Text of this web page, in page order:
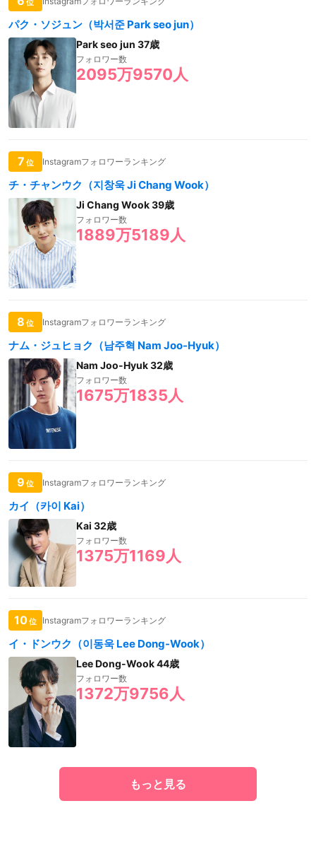
パク・ソジュン（박서준 Park seo jun）
Park seo jun 37歳
フォロワー数
2095万9570人
7 位 Instagramフォロワーランキング
チ・チャンウク（지창욱 Ji Chang Wook）
Ji Chang Wook 39歳
フォロワー数
1889万5189人
8 位 Instagramフォロワーランキング
ナム・ジュヒョク（남주혁 Nam Joo-Hyuk）
Nam Joo-Hyuk 32歳
フォロワー数
1675万1835人
9 位 Instagramフォロワーランキング
カイ（카이 Kai）
Kai 32歳
フォロワー数
1375万1169人
10位 Instagramフォロワーランキング
イ・ドンウク（이동욱 Lee Dong-Wook）
Lee Dong-Wook 44歳
フォロワー数
1372万9756人
もっと見る